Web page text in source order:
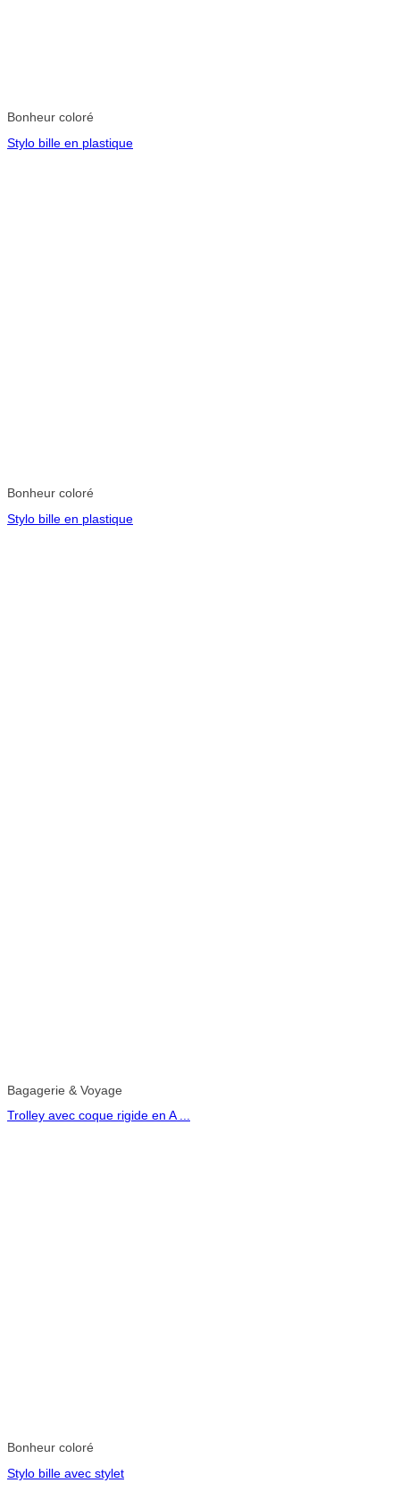
Bonheur coloré
Stylo bille en plastique
Bonheur coloré
Stylo bille en plastique
Bagagerie & Voyage
Trolley avec coque rigide en A ...
Bonheur coloré
Stylo bille avec stylet